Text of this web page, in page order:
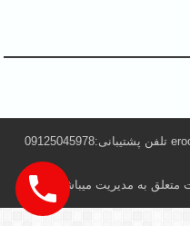
متعلق به مدیریت میباشد .